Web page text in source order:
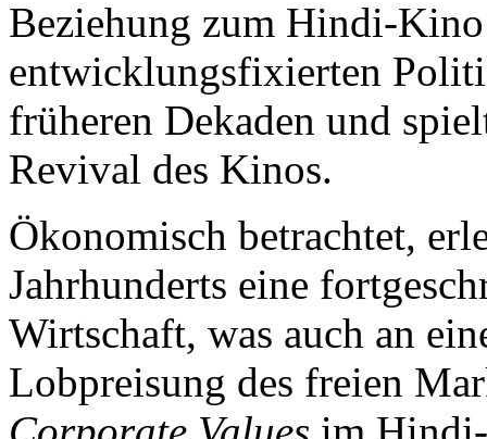
Beziehung zum Hindi-
entwicklungsfixierten
früheren Dekaden und
Revival des Kinos.
Ökonomisch betrachtet,
Jahrhunderts eine
Wirtschaft, was auch an
Lobpreisung des freien